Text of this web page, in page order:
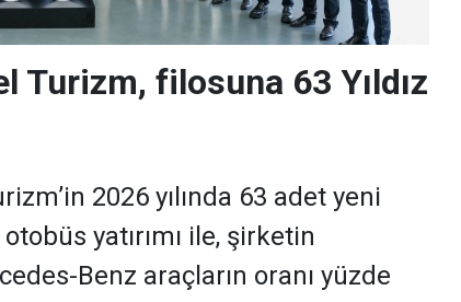
Turizm, filosuna 63 Yıldız
2026 yılında 63 adet yeni
yatırımı ile, şirketin
Benz araçların oranı yüzde